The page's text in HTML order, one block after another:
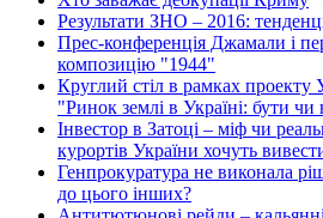
Результати ЗНО – 2016:
Прес-конференція Джамали і
композицію "1944"
Круглий стіл в рамках
"Ринок землі в Україні: бути чи
Інвестор в Затоці – міф чи
курортів України хочуть
Генпрокуратура не виконала
до цього інших?